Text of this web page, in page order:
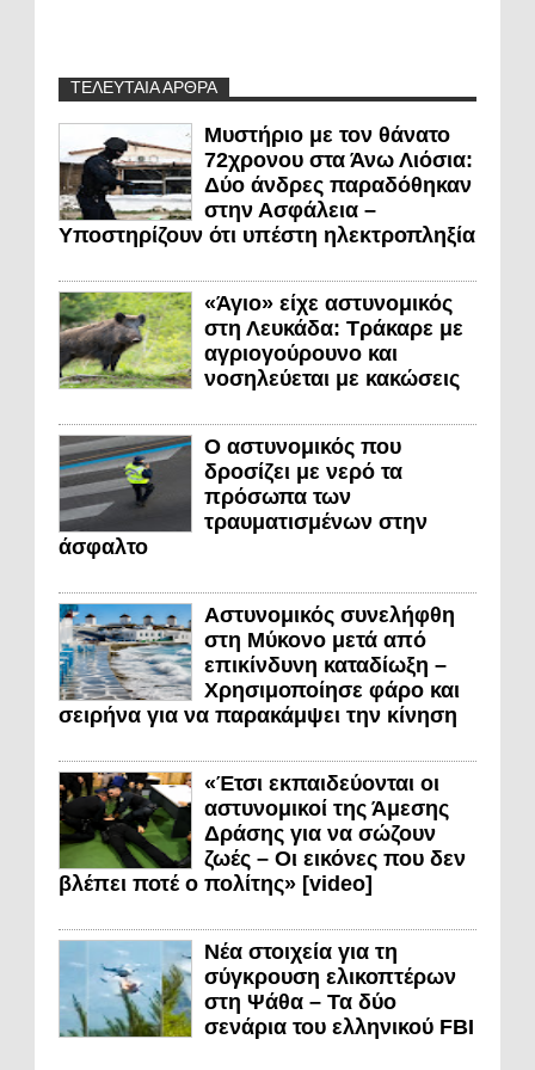
ΤΕΛΕΥΤΑΙΑ ΑΡΘΡΑ
Μυστήριο με τον θάνατο
72χρονου στα Άνω Λιόσια:
Δύο άνδρες παραδόθηκαν
στην Ασφάλεια –
Υποστηρίζουν ότι υπέστη ηλεκτροπληξία
«Άγιο» είχε αστυνομικός
στη Λευκάδα: Τράκαρε με
αγριογούρουνο και
νοσηλεύεται με κακώσεις
Ο αστυνομικός που
δροσίζει με νερό τα
πρόσωπα των
τραυματισμένων στην
άσφαλτο
Αστυνομικός συνελήφθη
στη Μύκονο μετά από
επικίνδυνη καταδίωξη –
Χρησιμοποίησε φάρο και
σειρήνα για να παρακάμψει την κίνηση
«Έτσι εκπαιδεύονται οι
αστυνομικοί της Άμεσης
Δράσης για να σώζουν
ζωές – Οι εικόνες που δεν
βλέπει ποτέ ο πολίτης» [video]
Νέα στοιχεία για τη
σύγκρουση ελικοπτέρων
στη Ψάθα – Τα δύο
σενάρια του ελληνικού FBI